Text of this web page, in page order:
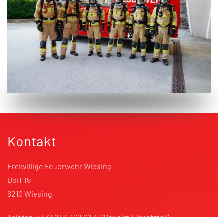
Kontakt
Freiwillige Feuerwehr Wiesing
Dorf 19
6210 Wiesing